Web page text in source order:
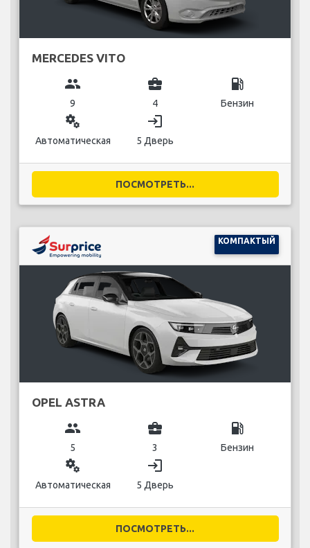
MERCEDES VITO
group
9
business_center
4
local_gas_station
Бензин
miscellaneous_services
Автоматическая
login
5 Дверь
ПОСМОТРЕТЬ...
КОМПАКТЫЙ
OPEL ASTRA
group
5
business_center
3
local_gas_station
Бензин
miscellaneous_services
Автоматическая
login
5 Дверь
ПОСМОТРЕТЬ...